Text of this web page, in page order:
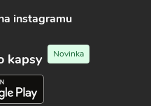
instagramu
kapsy Novinka